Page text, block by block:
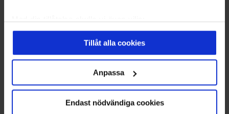
Samla in information om din geografiska plats
som kan ha en noggrannhet på upp till flera meter
Identifiera din enhet genom att aktivt skanna den
för specifika kännetecken (fingeravtryck)
Ta reda på mer om hur dina personliga uppgifter
. Du kan ändra eller dra tillbaka ditt
Tillåt alla cookies
Anpassa
Endast nödvändiga cookies
Send en forespørsel